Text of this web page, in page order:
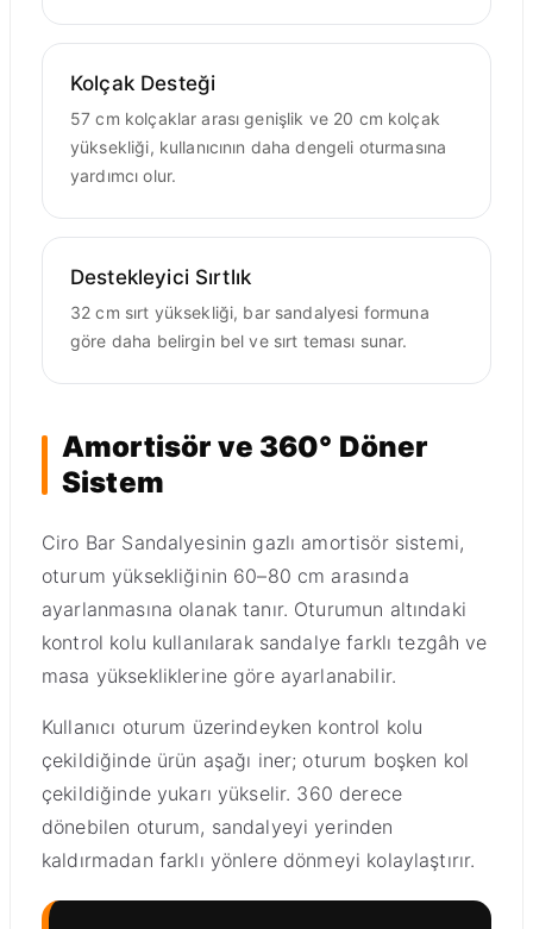
Kolçak Desteği
57 cm kolçaklar arası genişlik ve 20 cm kolçak
yüksekliği, kullanıcının daha dengeli oturmasına
yardımcı olur.
Destekleyici Sırtlık
32 cm sırt yüksekliği, bar sandalyesi formuna
göre daha belirgin bel ve sırt teması sunar.
Amortisör ve 360° Döner
Sistem
Ciro Bar Sandalyesinin gazlı amortisör sistemi,
oturum yüksekliğinin 60–80 cm arasında
ayarlanmasına olanak tanır. Oturumun altındaki
kontrol kolu kullanılarak sandalye farklı tezgâh ve
masa yüksekliklerine göre ayarlanabilir.
Kullanıcı oturum üzerindeyken kontrol kolu
çekildiğinde ürün aşağı iner; oturum boşken kol
çekildiğinde yukarı yükselir. 360 derece
dönebilen oturum, sandalyeyi yerinden
kaldırmadan farklı yönlere dönmeyi kolaylaştırır.